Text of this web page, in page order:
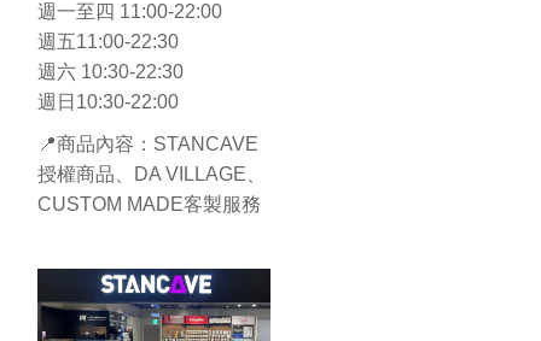
週一至四 11:00-22:00
週五11:00-22:30
週六 10:30-22:30
週日10:30-22:00
📍商品內容：STANCAVE
授權商品、DA VILLAGE、
CUSTOM MADE客製服務